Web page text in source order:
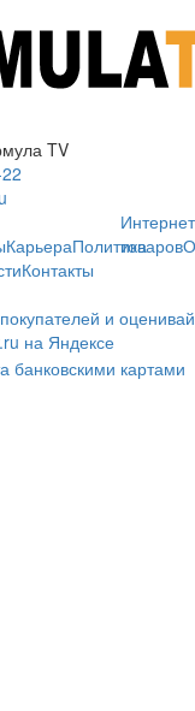
TV
КарьераПолитика
Контакты
товаров